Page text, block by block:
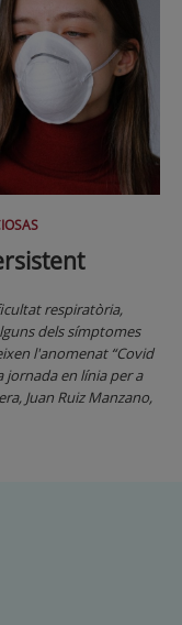
respiratòria,
dels símptomes
l'anomenat “Covid
jornada en línia per a
Juan Ruiz Manzano,